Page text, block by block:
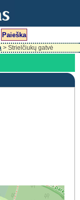
> Strielčiukų gatvė